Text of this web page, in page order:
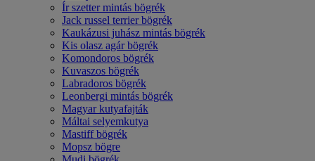
Ír szetter mintás bögrék
Jack russel terrier bögrék
Kaukázusi juhász mintás bögrék
Kis olasz agár bögrék
Komondoros bögrék
Kuvaszos bögrék
Labradoros bögrék
Leonbergi mintás bögrék
Magyar kutyafajták
Máltai selyemkutya
Mastiff bögrék
Mopsz bögre